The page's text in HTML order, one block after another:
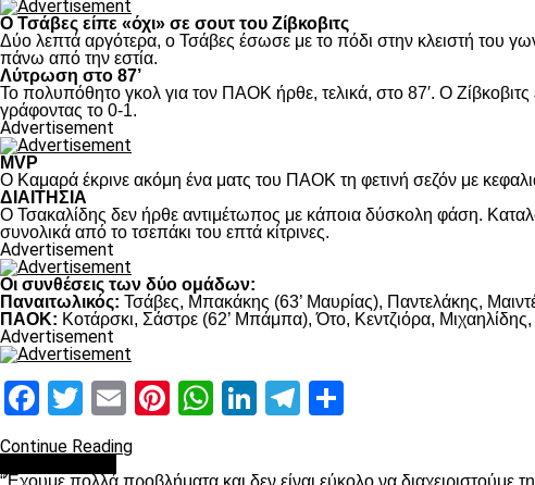
Ο Τσάβες είπε «όχι» σε σουτ του Ζίβκοβιτς
Δύο λεπτά αργότερα, ο Τσάβες έσωσε με το πόδι στην κλειστή του
πάνω από την εστία.
Λύτρωση στο 87’
Το πολυπόθητο γκολ για τον ΠΑΟΚ ήρθε, τελικά, στο 87′. Ο Ζίβκοβιτς
γράφοντας το 0-1.
Advertisement
MVP
Ο Καμαρά έκρινε ακόμη ένα ματς του ΠΑΟΚ τη φετινή σεζόν με
ΔΙΑΙΤΗΣΙΑ
Ο Τσακαλίδης δεν ήρθε αντιμέτωπος με κάποια δύσκολη φάση.
συνολικά από το τσεπάκι του επτά κίτρινες.
Advertisement
Οι συνθέσεις των δύο ομάδων:
Παναιτωλικός: Τσάβες, Μπακάκης (63’ Μαυρίας), Παντελάκης,
ΠΑΟΚ: Κοτάρσκι, Σάστρε (62’ Μπάμπα), Ότο, Κεντζιόρα,
Advertisement
Facebook
Twitter
EmailPinterest
WhatsApp
LinkedIn
Telegram
Continue Reading
“Έχουμε πολλά προβλήματα και δεν είναι εύκολο να διαχειριστούμε